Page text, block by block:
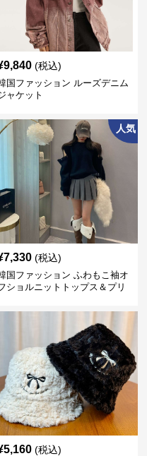
9,840 (税込)
国ファッション ルーズデニム
ャケット
人気
7,330 (税込)
国ファッション ふわもこ袖オ
ショルニットトップス＆プリ
5,160 (税込)